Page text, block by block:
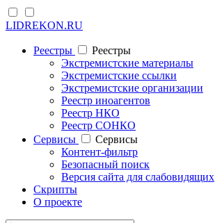
LIDREKON.RU
Реестры
Реестры
Экстремистские материалы
Экстремистские ссылки
Экстремистские организации
Реестр иноагентов
Реестр НКО
Реестр СОНКО
Cервисы
Cервисы
Контент-фильтр
Безопасный поиск
Версия сайта для слабовидящих
Скрипты
О проекте